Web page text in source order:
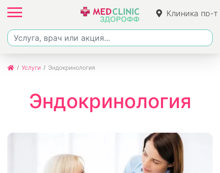
Клиника пр-т
51
Услуги Эндокринология
Эндокринология